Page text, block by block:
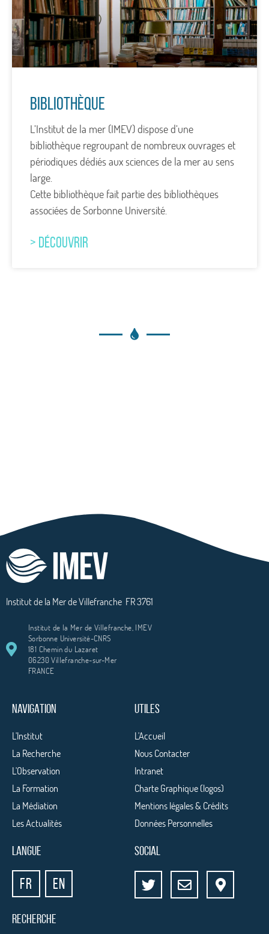
Bibliothèque
L’Institut de la mer (IMEV) dispose d’une
bibliothèque regroupant de nombreux ouvrages et
périodiques dédiés aux sciences de la mer au sens
large.
Cette bibliothèque fait partie des bibliothèques
associées de Sorbonne Université.
> DÉCOUVRIR
Institut de la Mer de Villefranche FR 3761
Institut de la Mer de Villefranche, IMEV
Sorbonne Université-CNRS
181 Chemin du Lazaret
06230 Villefranche-sur-Mer
FRANCE
NAVIGATION
L'Institut
La Recherche
L'Observation
La Formation
La Médiation
Les Actualités
LANGUE
FR EN
UTILES
L'Accueil
Nous Contacter
Intranet
Charte Graphique (logos)
Mentions légales & Crédits
Données Personnelles
SOCIAL
RECHERCHE